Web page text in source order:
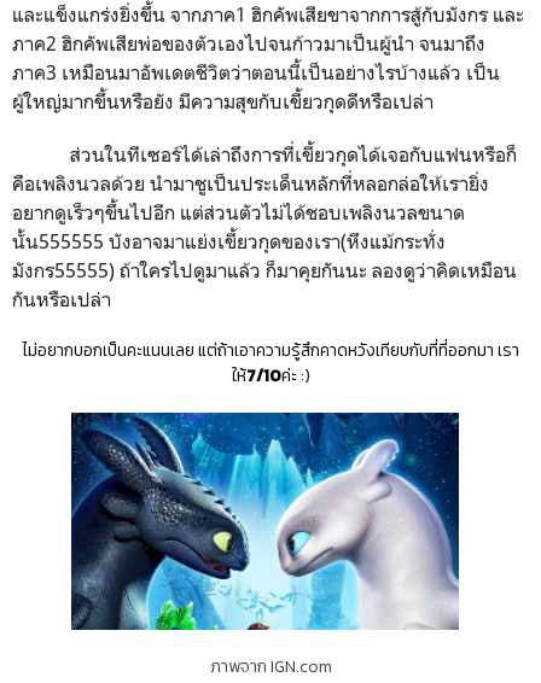
และแข็งแกร่งยิ่งขึ้น จากภาค1 ฮิกคัพเสียขาจากการสู้กับมังกร และ
ภาค2 ฮิกคัพเสียพ่อของตัวเองไปจนก้าวมาเป็นผู้นำ จนมาถึง
ภาค3 เหมือนมาอัพเดตชีวิตว่าตอนนี้เป็นอย่างไรบ้างแล้ว เป็น
ผู้ใหญ่มากขึ้นหรือยัง มีความสุขกับเขี้ยวกุดดีหรือเปล่า
ส่วนในทีเซอร์ได้เล่าถึงการที่เขี้ยวกุดได้เจอกับแฟนหรือก็
คือเพลิงนวลด้วย นำมาชูเป็นประเด็นหลักที่หลอกล่อให้เรายิ่ง
อยากดูเร็วๆขึ้นไปอีก แต่ส่วนตัวไม่ได้ชอบเพลิงนวลขนาด
นั้น555555 บังอาจมาแย่งเขี้ยวกุดของเรา(หึงแม้กระทั่ง
มังกร55555) ถ้าใครไปดูมาแล้ว ก็มาคุยกันนะ ลองดูว่าคิดเหมือน
กันหรือเปล่า
ไม่อยากบอกเป็นคะแนนเลย แต่ถ้าเอาความรู้สึกคาดหวังเทียบกับที่ที่ออกมา เรา
ให้7/10ค่ะ :)
ภาพจาก IGN.com